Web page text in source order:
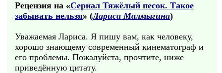
Рецензия на «Сериал Тяжёлый песок. Такое
забывать нельзя» (Лариса Малмыгина)
Уважаемая Лариса. Я пишу вам, как человеку,
хорошо знающему современный кинематограф и
его проблемы. Пожалуйста, прочтите, ниже
приведённую цитату.